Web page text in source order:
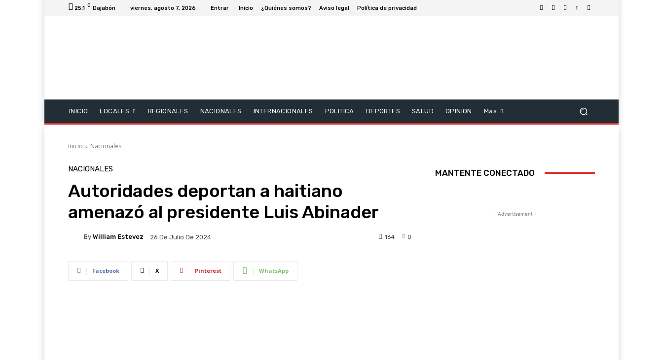
25.1 C Dajabón viernes, agosto 7, 2026 Entrar Inicio ¿Quiénes somos? Aviso legal Política de privacidad
INICIO LOCALES REGIONALES NACIONALES INTERNACIONALES POLITICA DEPORTES SALUD OPINION Más
Inicio Nacionales
NACIONALES
Autoridades deportan a haitiano
amenazó al presidente Luis Abinader
By William Estevez 26 De Julio De 2024 0
164
Facebook X Pinterest WhatsApp
MANTENTE CONECTADO
- Advertisement -